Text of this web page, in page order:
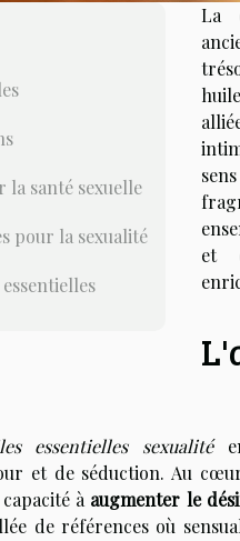
la santé sexuelle
pour la sexualité
La
et
essentielles sexualité
et de séduction. Au
à augmenter le
de références où